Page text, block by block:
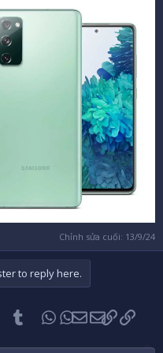
Chỉnh sửa cuối: 13/9/24
to reply here.
PinterestTumblr WhatsApp
EmailLink